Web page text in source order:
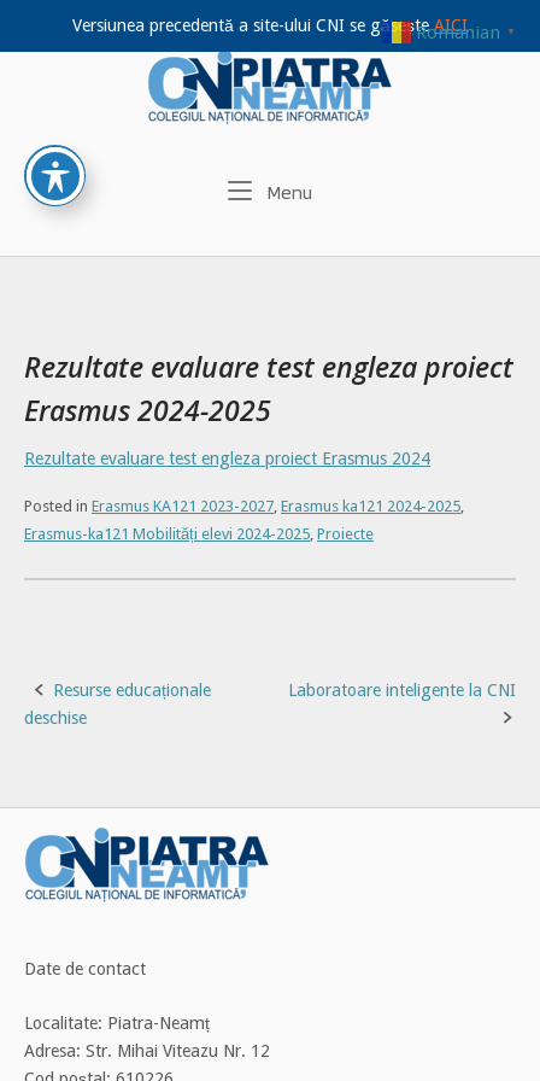
Versiunea precedentă a site-ului CNI se găseșteAICI
Home
Menu
Rezultate evaluare test engleza proiect
Erasmus 2024-2025
Rezultate evaluare test engleza proiect Erasmus 2024
Posted in Erasmus KA121 2023-2027, Erasmus ka121 2024-2025,
Erasmus-ka121 Mobilități elevi 2024-2025, Proiecte
PostResurse educaționale
deschise
Laboratoare inteligente la CNI
Date de contact
Localitate: Piatra-Neamț
Adresa: Str. Mihai Viteazu Nr. 12
Romanian ▼